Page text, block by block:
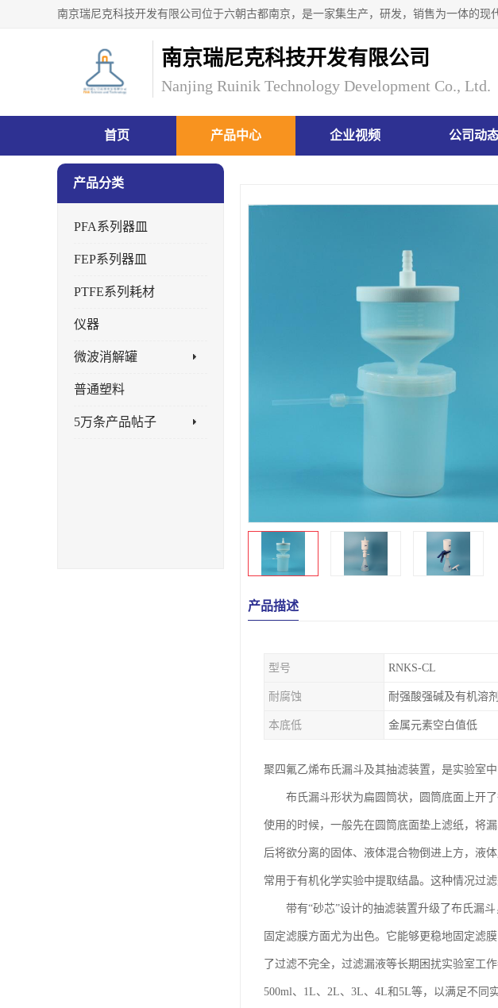
南京瑞尼克科技开发有限公司
Nanjing Ruinik Technology Development Co., Ltd.
首页 产品中心 企业视频 公司动
产品分类
PFA系列器皿
FEP系列器皿
PTFE系列耗材
仪器
微波消解罐
普通塑料
5万条产品帖子
产品描述
型号 RNKS-CL
耐腐蚀 耐强酸强碱及有机溶剂
本底低 金属元素空白值低
聚四氟乙烯布氏漏斗及其抽滤装置，是实验室
布氏漏斗形状为扁圆筒状，圆筒底面上开了
使用的时候，一般先在圆筒底面垫上滤纸，将
后将欲分离的固体、液体混合物倒进上方，液
常用于有机化学实验中提取结晶。这种情况过
带有“砂芯”设计的抽滤装置升级了布氏漏斗
固定滤膜方面尤为出色。它能够更稳地固定滤
了过滤不完全，过滤漏液等长期困扰实验室工
500ml、1L、2L、3L、4L和5L等，以满足不同